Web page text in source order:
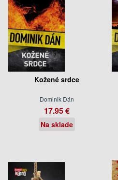
Kožené srdce
Dominik Dán
17.95 €
Na sklade